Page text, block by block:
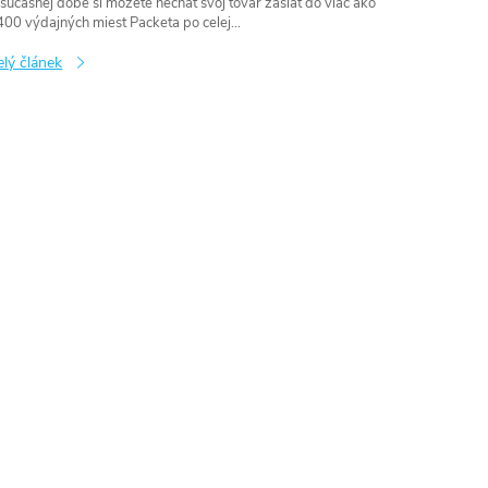
výdajných miest Packeta po celej...
článek
www.zivotnakole.eu - Chat